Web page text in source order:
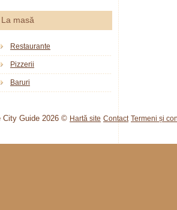
La masă
Restaurante
Pizzerii
Baruri
City Guide 2026 © Hartă site Contact Termeni și